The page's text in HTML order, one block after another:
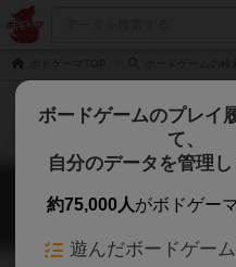
ブラックストーリ
Black
ボードゲームのプレイ
て、
自分のデータを管理し
約75,000人がボドゲー
遊んだボードゲー